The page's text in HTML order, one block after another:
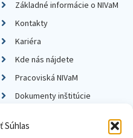
Súhlas
Základné informácie o NIVaM
Kontakty
Kariéra
Kde nás nájdete
Pracoviská NIVaM
Dokumenty inštitúcie